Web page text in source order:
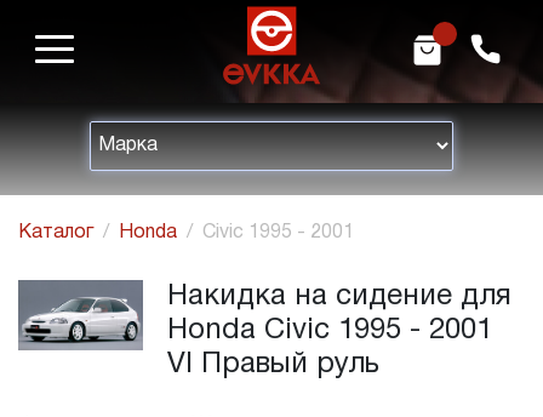
h m
Каталог Honda Civic 1995 - 2001
Накидка на сидение для
Honda Civic 1995 - 2001
VI Правый руль